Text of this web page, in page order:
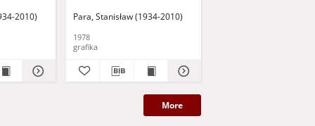
2010) Para, Stanisław (1934-2010)
1978
grafika
More